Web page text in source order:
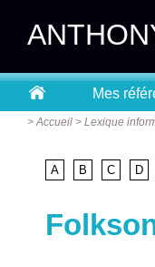
Mes
>Accueil > Lexique
A B C D